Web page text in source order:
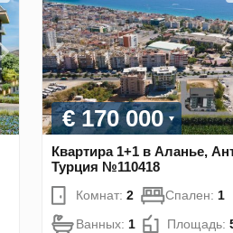
€ 170 000
Квартира 1+1 в Аланье,
Турция №110418
Комнат: 2 Спален: 1
Ванных: 1 Площадь: